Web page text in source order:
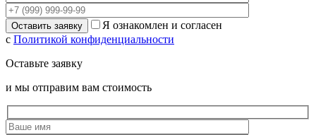
Я ознакомлен и согласен
с Политикой конфиденциальности
Оставьте заявку
и мы отправим вам стоимость